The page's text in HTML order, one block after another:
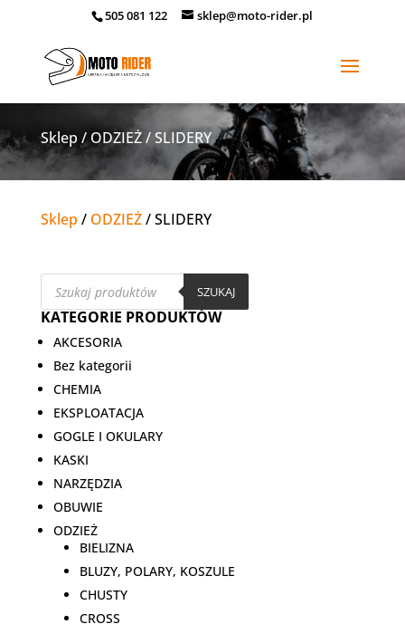
505 081 122 sklep@moto-rider.pl
Sklep / ODZIEŻ/ SLIDERY
Sklep / ODZIEŻ/ SLIDERY
Wyszukiwarka
produktów SZUKAJ
KATEGORIE PRODUKTÓW
AKCESORIA
Bez kategorii
CHEMIA
EKSPLOATACJA
GOGLE I OKULARY
KASKI
NARZĘDZIA
OBUWIE
ODZIEŻ
BIELIZNA
BLUZY, POLARY, KOSZULE
CHUSTY
CROSS